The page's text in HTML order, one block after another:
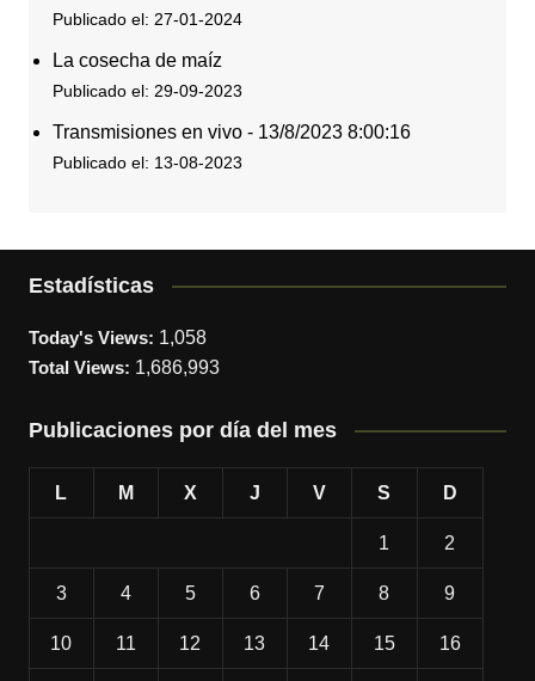
Publicado el: 27-01-2024
La cosecha de maíz
Publicado el: 29-09-2023
Transmisiones en vivo - 13/8/2023 8:00:16
Publicado el: 13-08-2023
Estadísticas
Today's Views: 1,058
Total Views: 1,686,993
Publicaciones por día del mes
L M X J V S D
1 2
3 4 5 6 7 8 9
10 11 12 13 14 15 16